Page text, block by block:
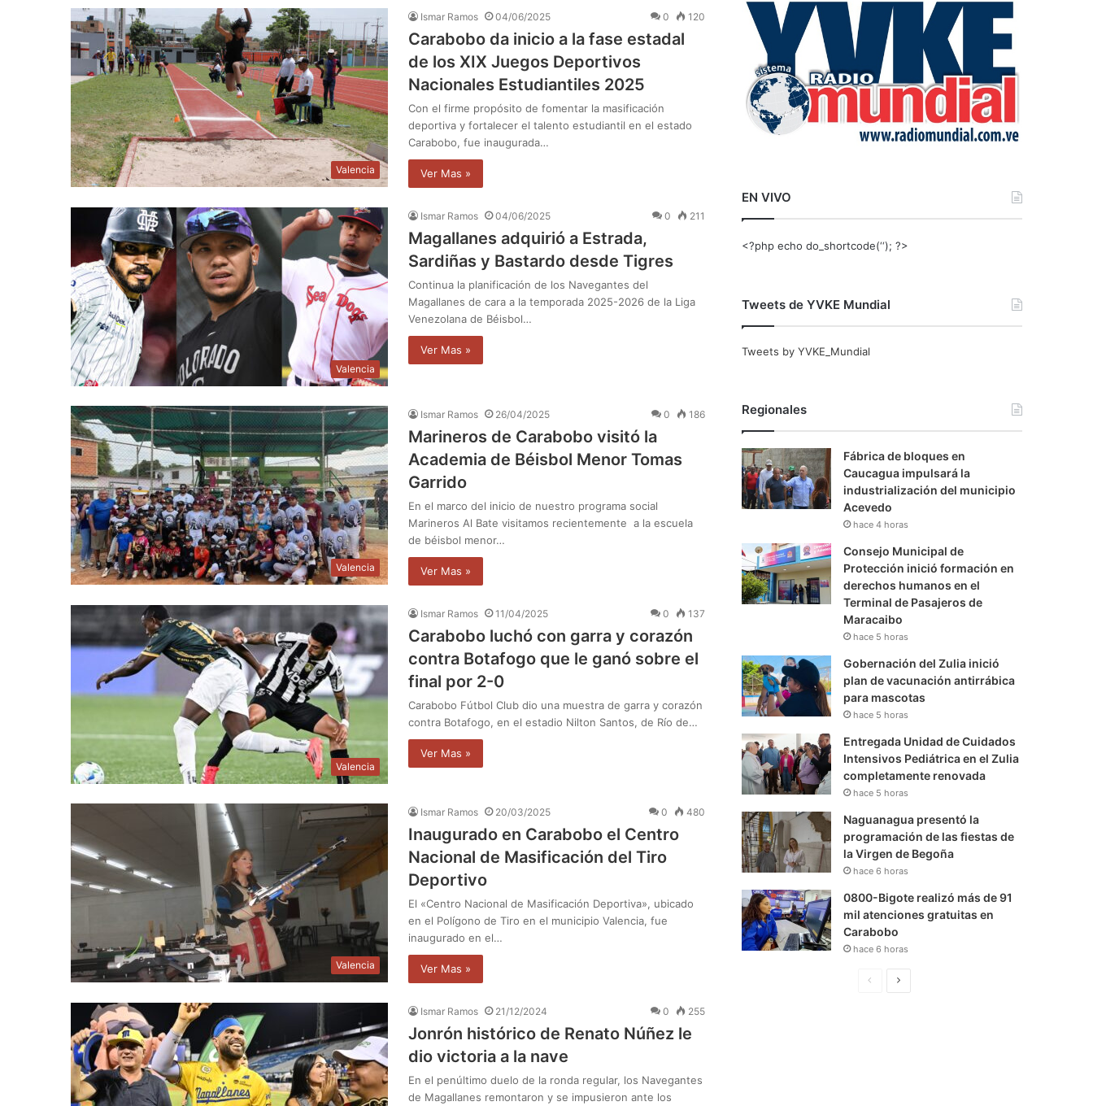
Valencia
Ismar Ramos 04/06/2025 0 120
Carabobo da inicio a la fase estadal
de los XIX Juegos Deportivos
Nacionales Estudiantiles 2025
Con el firme propósito de fomentar la masificación
deportiva y fortalecer el talento estudiantil en el estado
Carabobo, fue inaugurada…
Ver Mas »
Valencia
Ismar Ramos 04/06/2025 0 211
Magallanes adquirió a Estrada,
Sardiñas y Bastardo desde Tigres
Continua la planificación de los Navegantes del
Magallanes de cara a la temporada 2025-2026 de la Liga
Venezolana de Béisbol…
Ver Mas »
Valencia
Ismar Ramos 26/04/2025 0 186
Marineros de Carabobo visitó la
Academia de Béisbol Menor Tomas
Garrido
En el marco del inicio de nuestro programa social
Marineros Al Bate visitamos recientemente a la escuela
de béisbol menor…
Ver Mas »
Valencia
Ismar Ramos 11/04/2025 0 137
Carabobo luchó con garra y corazón
contra Botafogo que le ganó sobre el
final por 2-0
Carabobo Fútbol Club dio una muestra de garra y corazón
contra Botafogo, en el estadio Nilton Santos, de Río de…
Ver Mas »
Valencia
Ismar Ramos 20/03/2025 0 480
Inaugurado en Carabobo el Centro
Nacional de Masificación del Tiro
Deportivo
El «Centro Nacional de Masificación Deportiva», ubicado
en el Polígono de Tiro en el municipio Valencia, fue
inaugurado en el…
Ver Mas »
Ismar Ramos 21/12/2024 0 255
Jonrón histórico de Renato Núñez le
dio victoria a la nave
En el penúltimo duelo de la ronda regular, los Navegantes
de Magallanes remontaron y se impusieron ante los
r
EN VIVO
<?php echo do_shortcode(‘‘); ?>
Tweets de YVKE Mundial
Tweets by YVKE_Mundial
Regionales
Fábrica de bloques en
Caucagua impulsará la
industrialización del municipio
Acevedo
hace 4 horas
Consejo Municipal de
Protección inició formación en
derechos humanos en el
Terminal de Pasajeros de
Maracaibo
hace 5 horas
Gobernación del Zulia inició
plan de vacunación antirrábica
para mascotas
hace 5 horas
Entregada Unidad de Cuidados
Intensivos Pediátrica en el Zulia
completamente renovada
hace 5 horas
Naguanagua presentó la
programación de las fiestas de
la Virgen de Begoña
hace 6 horas
0800-Bigote realizó más de 91
mil atenciones gratuitas en
Carabobo
hace 6 horas
S